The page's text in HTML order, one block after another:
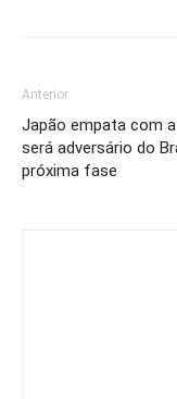
Anterior
Japão empata com
será adversário do
próxima fase